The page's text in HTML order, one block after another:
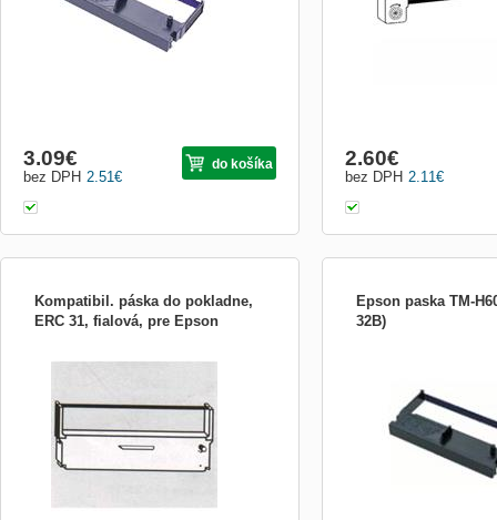
2.51€
bez DPH
3.09€ do košíka
2.11€
bez DPH
2.60€
Kompatibil. páska do pokladne,
ERC 31, fialová, pre Epson
Epson paska TM-
32B)